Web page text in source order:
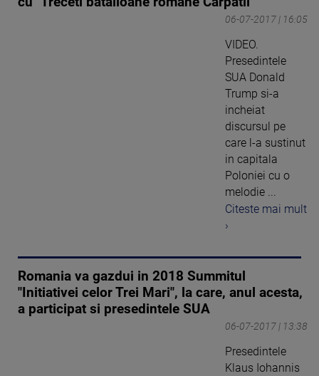
06-07-2017 | 16:05
VIDEO.
Presedintele
SUA Donald
Trump si-a
incheiat
discursul pe
care l-a sustinut
in capitala
Poloniei cu o
melodie ...
Citeste mai mult
›
Romania va gazdui in 2018 Summitul
"Initiativei celor Trei Mari", la care, anul acesta,
a participat si presedintele SUA
06-07-2017 | 13:38
Presedintele
Klaus Iohannis